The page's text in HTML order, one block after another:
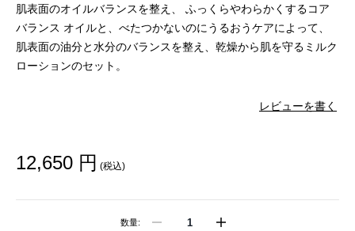
肌表面のオイルバランスを整え、 ふっくらやわらかくするコア
バランス オイルと、べたつかないのにうるおうケアによって、
肌表面の油分と水分のバランスを整え、乾燥から肌を守るミルク
ローションのセット。
レビューを書く
12,650 円 (税込)
数量: